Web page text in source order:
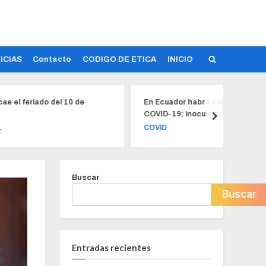
Contacto CODIGO DE ETICA INICIO
de
En Ecuador habrá cuarta dosis contra el
COVID-19; inoculación empezaría en
Buscar
Buscar
Entradas recientes